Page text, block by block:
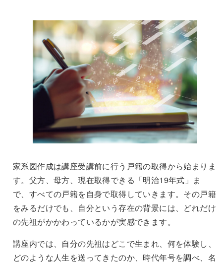
家系図作成は講座受講前に行う戸籍の取得から始まりま
す。父方、母方、現在取得できる「明治19年式」ま
で、すべての戸籍を自身で取得していきます。その戸籍
をみるだけでも、自分という存在の背景には、どれだけ
の先祖がかかわっているかが実感できます。
講座内では、自分の先祖はどこで生まれ、何を体験し、
どのような人生を送ってきたのか、時代年号を調べ、名